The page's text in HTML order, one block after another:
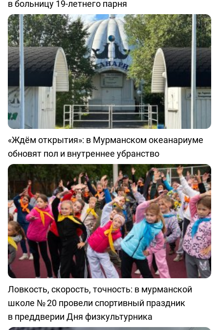
в больницу 19-летнего парня
«Ждём открытия»: в Мурманском океанариуме
обновят пол и внутреннее убранство
Ловкость, скорость, точность: в мурманской
школе № 20 провели спортивный праздник
в преддверии Дня физкультурника